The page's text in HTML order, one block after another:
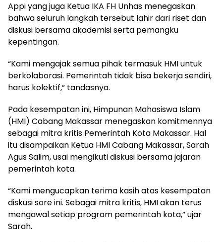
Appi yang juga Ketua IKA FH Unhas menegaskan
bahwa seluruh langkah tersebut lahir dari riset dan
diskusi bersama akademisi serta pemangku
kepentingan.
“Kami mengajak semua pihak termasuk HMI untuk
berkolaborasi. Pemerintah tidak bisa bekerja sendiri,
harus kolektif,” tandasnya.
Pada kesempatan ini, Himpunan Mahasiswa Islam
(HMI) Cabang Makassar menegaskan komitmennya
sebagai mitra kritis Pemerintah Kota Makassar. Hal
itu disampaikan Ketua HMI Cabang Makassar, Sarah
Agus Salim, usai mengikuti diskusi bersama jajaran
pemerintah kota.
“Kami mengucapkan terima kasih atas kesempatan
diskusi sore ini. Sebagai mitra kritis, HMI akan terus
mengawal setiap program pemerintah kota,” ujar
Sarah.